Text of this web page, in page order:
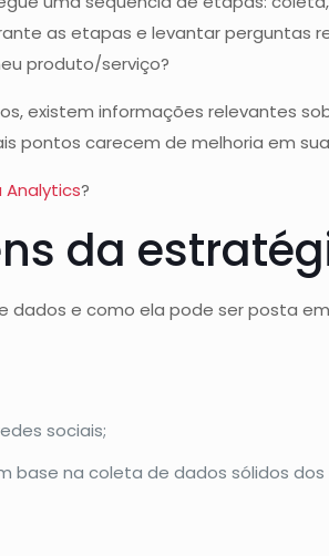
as etapas e levantar perguntas
produto/serviço?
existem informações relevantes
pontos carecem de melhoria em
Analytics?
da
dados e como ela pode ser posta
sociais;
base na coleta de dados sólidos dos